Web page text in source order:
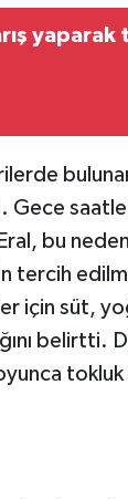
yaparak
Gece
bu
tercih
için süt,
belirtti.